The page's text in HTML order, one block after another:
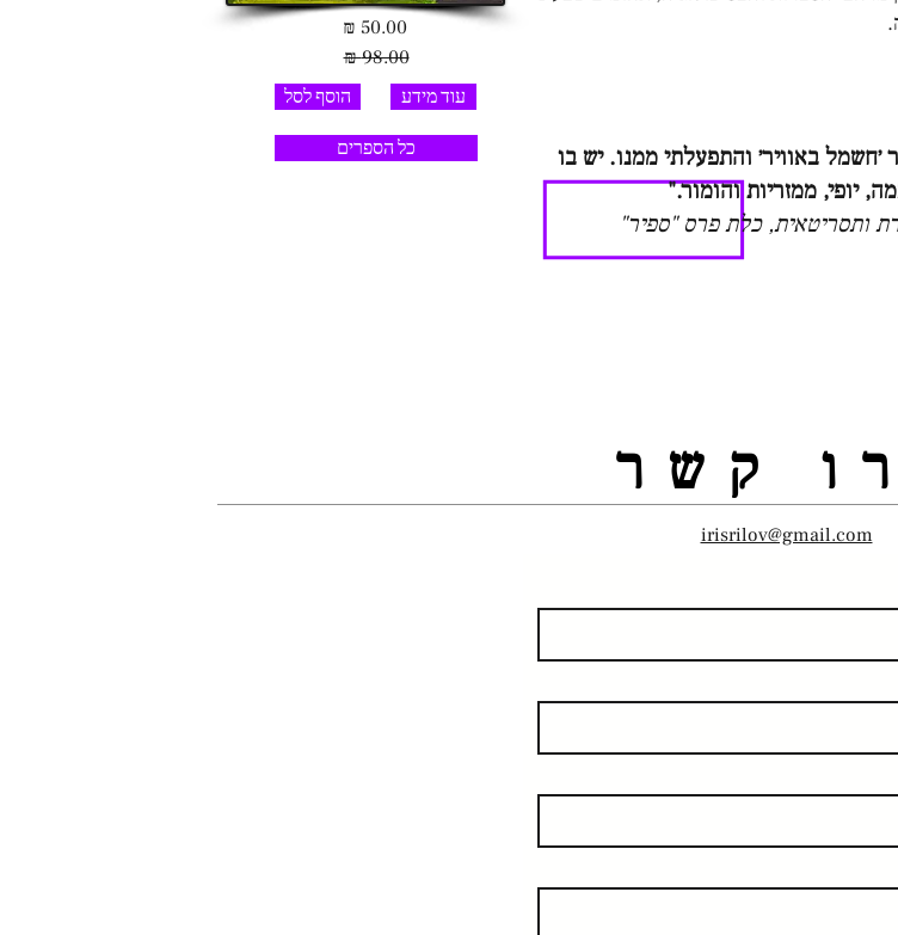
50.00 ₪
98.00 ₪
הוסף לסל עוד מידע
כל הספרים
באוויר׳ והתפעלתי ממנו. יש בו
יופי, ממזריות והומור."
ותסריטאית, כלת פרס "ספיר"
קשר
irisrilov@gmail.com